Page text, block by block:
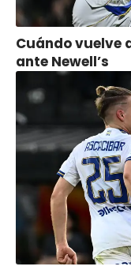
Cuándo vuelve
ante Newell’s